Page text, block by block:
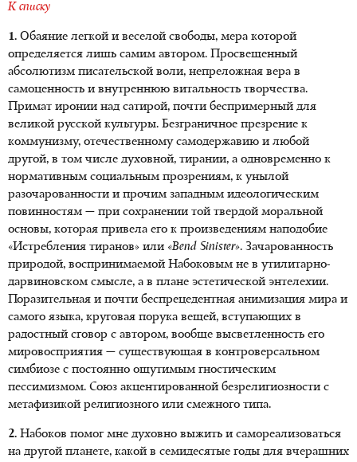
К списку
1. Обаяние легкой и веселой свободы, мера которой
определяется лишь самим автором. Просвещенный
абсолютизм писательской воли, непреложная вера в
самоценность и внутреннюю витальность творчества.
Примат иронии над сатирой, почти беспримерный для
великой русской культуры. Безграничное презрение к
коммунизму, отечественному самодержавию и любой
другой, в том числе духовной, тирании, а одновременно к
нормативным социальным прозрениям, к унылой
разочарованности и прочим западным идеологическим
повинностям — при сохранении той твердой моральной
основы, которая привела его к произведениям наподобие
«Истребления тиранов» или «Bend Sinister». Зачарованность
природой, воспринимаемой Набоковым не в утилитарно-
дарвиновском смысле, а в плане эстетической энтелехии.
Поразительная и почти беспрецедентная анимизация мира и
самого языка, круговая порука вещей, вступающих в
радостный сговор с автором, вообще высветленность его
мировосприятия — существующая в контроверсальном
симбиозе с постоянно ощутимым гностическим
пессимизмом. Союз акцентированной безрелигиозности с
метафизикой религиозного или смежного типа.
2. Набоков помог мне духовно выжить и самореализоваться
на другой планете, какой в семидесятые годы для вчерашних